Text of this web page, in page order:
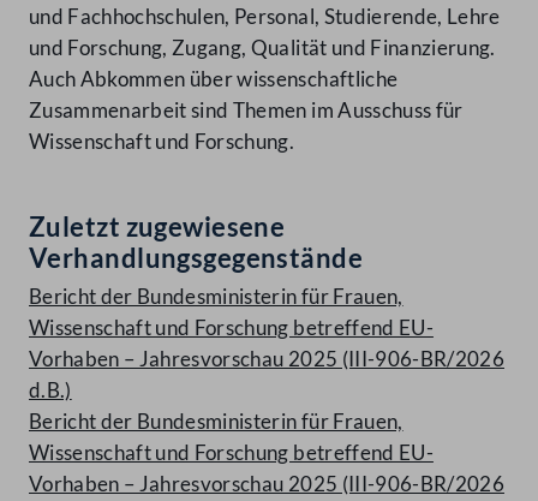
und Fachhochschulen, Personal, Studierende, Lehre
und Forschung, Zugang, Qualität und Finanzierung.
Auch Abkommen über wissenschaftliche
Zusammenarbeit sind Themen im Ausschuss für
Wissenschaft und Forschung.
Zuletzt zugewiesene
Verhandlungsgegenstände
Bericht der Bundesministerin für Frauen,
Wissenschaft und Forschung betreffend EU-
Vorhaben – Jahresvorschau 2025 (III-906-BR/2026
d.B.)
Bericht der Bundesministerin für Frauen,
Wissenschaft und Forschung betreffend EU-
Vorhaben – Jahresvorschau 2025 (III-906-BR/2026